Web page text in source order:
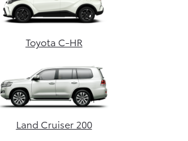
Toyota C-HR
Land Cruiser 200